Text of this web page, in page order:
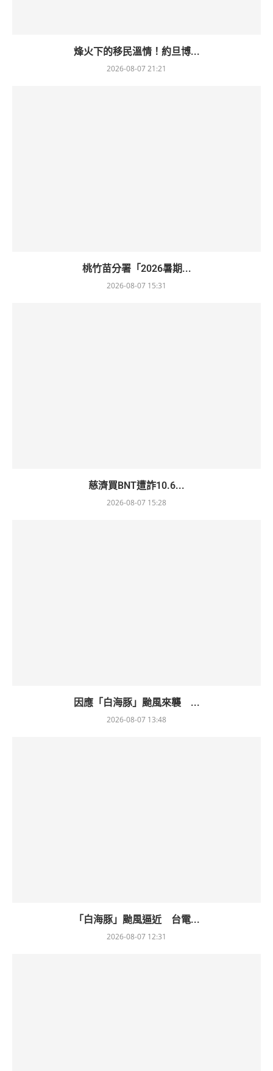
烽火下的移民溫情！約旦博...
2026-08-07 21:21
桃竹苗分署「2026暑期...
2026-08-07 15:31
慈濟買BNT遭詐10.6...
2026-08-07 15:28
因應「白海豚」颱風來襲 ...
2026-08-07 13:48
「白海豚」颱風逼近 台電...
2026-08-07 12:31